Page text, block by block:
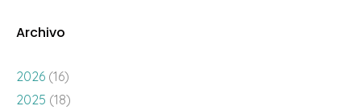
Archivo
2026 (16)
2025 (18)